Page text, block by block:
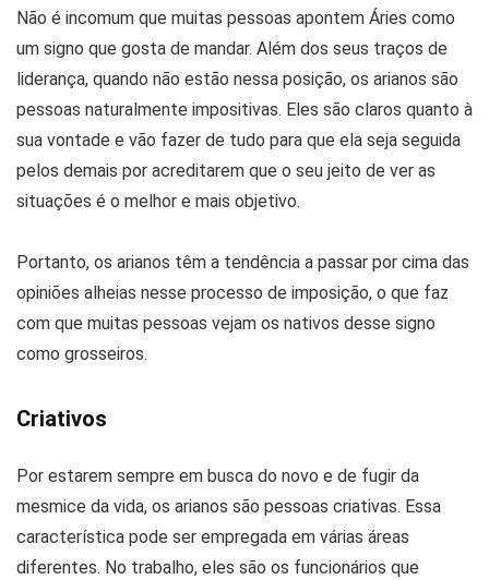
Não é incomum que muitas pessoas apontem Áries como
um signo que gosta de mandar. Além dos seus traços de
liderança, quando não estão nessa posição, os arianos são
pessoas naturalmente impositivas. Eles são claros quanto à
sua vontade e vão fazer de tudo para que ela seja seguida
pelos demais por acreditarem que o seu jeito de ver as
situações é o melhor e mais objetivo.
Portanto, os arianos têm a tendência a passar por cima das
opiniões alheias nesse processo de imposição, o que faz
com que muitas pessoas vejam os nativos desse signo
como grosseiros.
Criativos
Por estarem sempre em busca do novo e de fugir da
mesmice da vida, os arianos são pessoas criativas. Essa
característica pode ser empregada em várias áreas
diferentes. No trabalho, eles são os funcionários que